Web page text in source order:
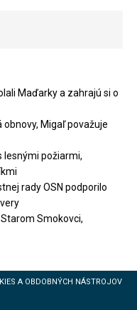
Maďarky a zahrajú si o
obnovy, Migaľ považuje
lesnými požiarmi,
rady OSN podporilo
Smokovci,
A OBDOBNÝCH NÁSTROJOV